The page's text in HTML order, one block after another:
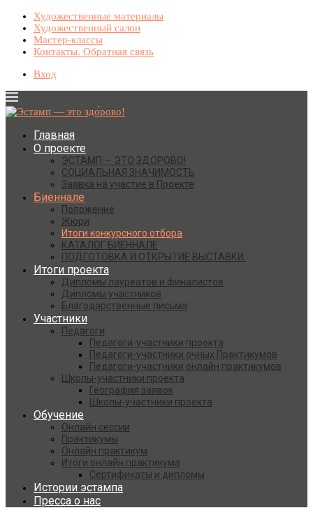
Художественные материалы
Художественный салон
Мастер-классы
Контакты. Обратная связь
Вход
Главная
О проекте
ЭСТАМП — ЭТО ЗДО́РОВО!
СОЦИАЛЬНАЯ ЗНАЧИМОСТЬ
Заявка на участие в Проекте
Биеннале
Положение
Жюри
Итоги конкурсного отбора
КАТАЛОГ БИЕННАЛЕ
ПОДГОТОВКА И ОТКРЫТИЕ ВЫСТАВКИ.
Итоги проекта
Дипломы лауреатов и финалистов
Дипломы участников
Благодарственные письма
Участники
Педагоги
Педагоги-участники проекта
Педагоги-участники очных Практикумов
Педагоги-участники онлайн практикумов
Школы-участники проекта
География заявок
Школы-участники проекта
Обучение
Онлайн сессии
Практикумы
Онлайн практикум
Итоги онлайн практикума
Сертификаты и дипломы
Истории эстампа
Пресса о нас